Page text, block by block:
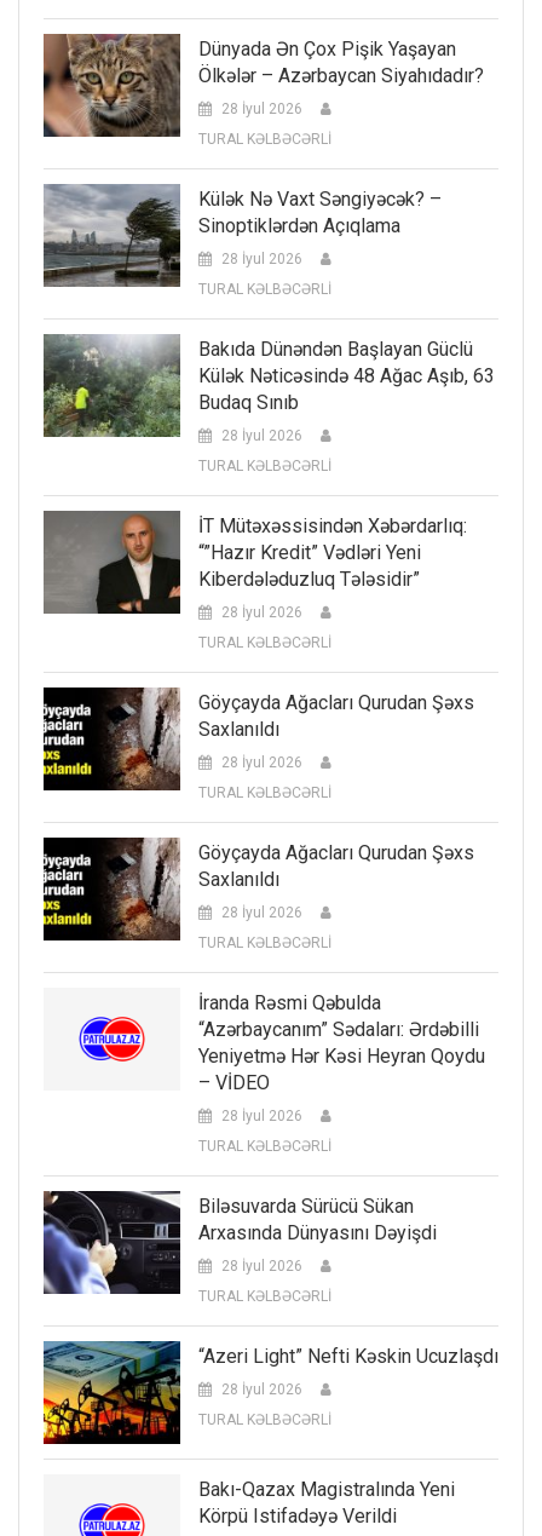
Dünyada Ən Çox Pişik Yaşayan
Ölkələr – Azərbaycan Siyahıdadır?
28 İyul 2026
TURAL KƏLBƏCƏRLİ
Külək Nə Vaxt Səngiyəcək? –
Sinoptiklərdən Açıqlama
28 İyul 2026
TURAL KƏLBƏCƏRLİ
Bakıda Dünəndən Başlayan Güclü
Külək Nəticəsində 48 Ağac Aşıb, 63
Budaq Sınıb
28 İyul 2026
TURAL KƏLBƏCƏRLİ
İT Mütəxəssisindən Xəbərdarlıq:
“”Hazır Kredit” Vədləri Yeni
Kiberdələduzluq Tələsidir”
28 İyul 2026
TURAL KƏLBƏCƏRLİ
Göyçayda Ağacları Qurudan Şəxs
Saxlanıldı
28 İyul 2026
TURAL KƏLBƏCƏRLİ
Göyçayda Ağacları Qurudan Şəxs
Saxlanıldı
28 İyul 2026
TURAL KƏLBƏCƏRLİ
İranda Rəsmi Qəbulda
“Azərbaycanım” Sədaları: Ərdəbilli
Yeniyetmə Hər Kəsi Heyran Qoydu
– VİDEO
28 İyul 2026
TURAL KƏLBƏCƏRLİ
Biləsuvarda Sürücü Sükan
Arxasında Dünyasını Dəyişdi
28 İyul 2026
TURAL KƏLBƏCƏRLİ
“Azeri Light” Nefti Kəskin Ucuzlaşdı
28 İyul 2026
TURAL KƏLBƏCƏRLİ
Bakı-Qazax Magistralında Yeni
Körpü Istifadəyə Verildi